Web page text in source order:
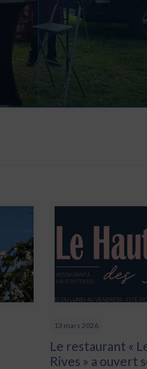
13 mars 2026
Le restaurant «
Rives » a ouvert